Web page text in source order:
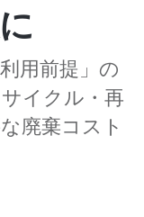
用前提」の
イクル・再
廃棄コスト